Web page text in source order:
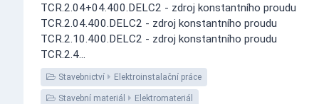
TCR.2.04+04.400.DELC2 - zdroj konstantního proudu
TCR.2.04.400.DELC2 - zdroj konstantního proudu
TCR.2.10.400.DELC2 - zdroj konstantního proudu
TCR.2.4...
Stavebnictví Elektroinstalační práce
Stavební materiál Elektromateriál